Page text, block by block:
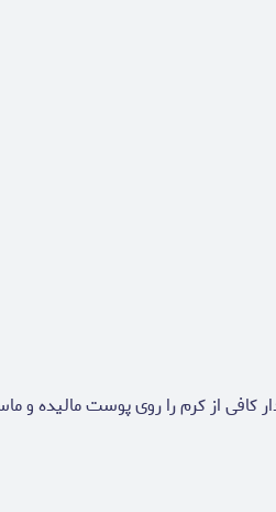
از کرم را روی پوست مالیده و